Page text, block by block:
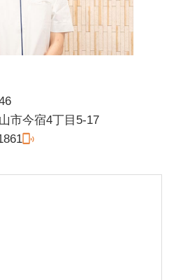
市今宿4丁目5-17